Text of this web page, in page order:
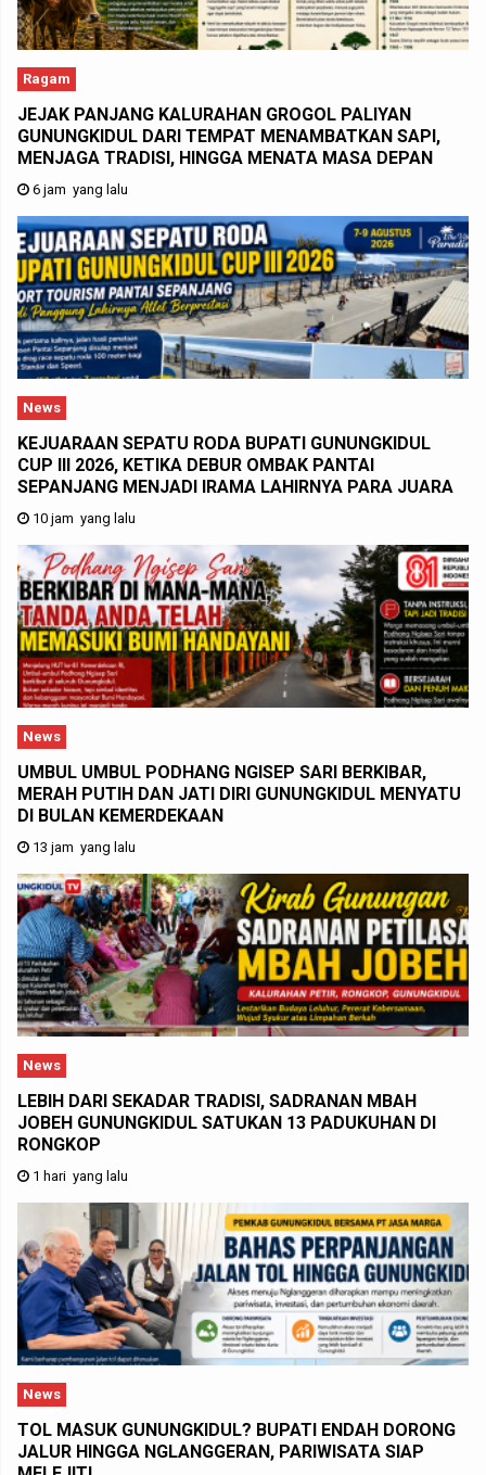
Ragam
JEJAK PANJANG KALURAHAN GROGOL PALIYAN
GUNUNGKIDUL DARI TEMPAT MENAMBATKAN SAPI,
MENJAGA TRADISI, HINGGA MENATA MASA DEPAN
6 jam yang lalu
News
KEJUARAAN SEPATU RODA BUPATI GUNUNGKIDUL
CUP III 2026, KETIKA DEBUR OMBAK PANTAI
SEPANJANG MENJADI IRAMA LAHIRNYA PARA JUARA
10 jam yang lalu
News
UMBUL UMBUL PODHANG NGISEP SARI BERKIBAR,
MERAH PUTIH DAN JATI DIRI GUNUNGKIDUL MENYATU
DI BULAN KEMERDEKAAN
13 jam yang lalu
News
LEBIH DARI SEKADAR TRADISI, SADRANAN MBAH
JOBEH GUNUNGKIDUL SATUKAN 13 PADUKUHAN DI
RONGKOP
1 hari yang lalu
News
TOL MASUK GUNUNGKIDUL? BUPATI ENDAH DORONG
JALUR HINGGA NGLANGGERAN, PARIWISATA SIAP